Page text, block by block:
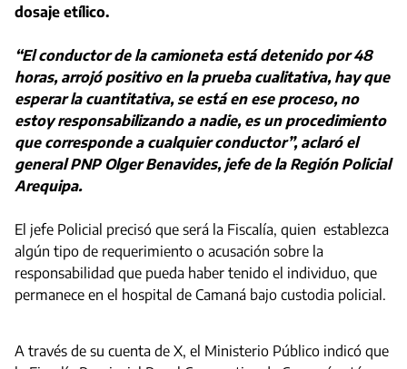
dosaje etílico.
“El conductor de la camioneta está detenido por 48
horas, arrojó positivo en la prueba cualitativa, hay que
esperar la cuantitativa, se está en ese proceso, no
estoy responsabilizando a nadie, es un procedimiento
que corresponde a cualquier conductor”, aclaró el
general PNP Olger Benavides, jefe de la Región Policial
Arequipa.
El jefe Policial precisó que será la Fiscalía, quien establezca
algún tipo de requerimiento o acusación sobre la
responsabilidad que pueda haber tenido el individuo, que
permanece en el hospital de Camaná bajo custodia policial.
A través de su cuenta de X, el Ministerio Público indicó que